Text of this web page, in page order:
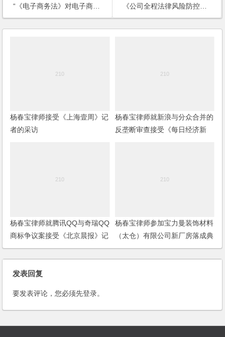
“《电子商务法》对电子商务经营者的影响讲座”成功举办
《公司全程法律风险防控实务操作与案例评析》（第二版）出版发行
杨春宝律师接受《上海壹周》记
者的采访
杨春宝律师就新浪与分众合并的
反垄断审查接受《每日经济新
杨春宝律师就腾讯QQ与奇瑞QQ
商标争议案接受《北京晨报》记
者采访
杨春宝律师参加宝力曼装饰材料
（太仓）有限公司新厂房落成典
礼
发表回复
要发表评论，您必须先登录。